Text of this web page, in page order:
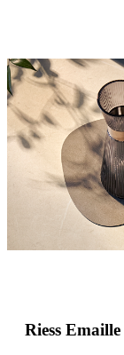
Riess Emaille